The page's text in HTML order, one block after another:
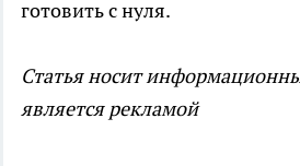
готовить с нуля.
Статья носит
является рекламой